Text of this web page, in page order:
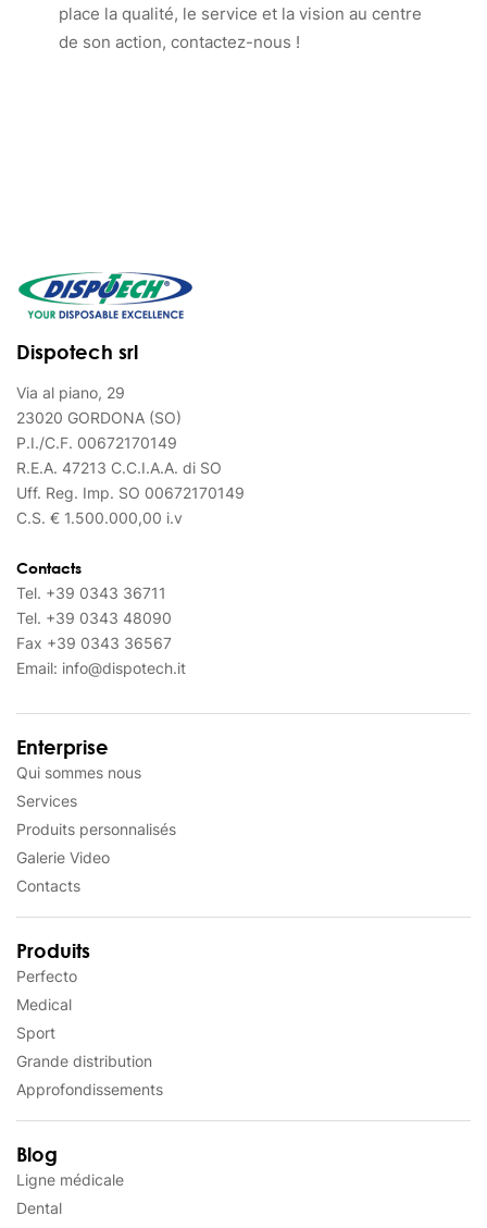
place la qualité, le service et la vision au centre
de son action, contactez-nous !
Dispotech srl
Via al piano, 29
23020 GORDONA (SO)
P.I./C.F. 00672170149
R.E.A. 47213 C.C.I.A.A. di SO
Uff. Reg. Imp. SO 00672170149
C.S. € 1.500.000,00 i.v
Contacts
Tel. +39 0343 36711
Tel. +39 0343 48090
Fax +39 0343 36567
Email: info@dispotech.it
Enterprise
Qui sommes nous
Services
Produits personnalisés
Galerie Video
Contacts
Produits
Perfecto
Medical
Sport
Grande distribution
Approfondissements
Blog
Ligne médicale
Dental